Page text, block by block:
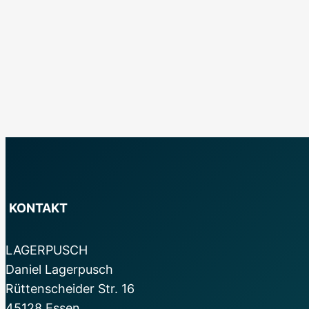
KONTAKT
LAGERPUSCH
Daniel Lagerpusch
Rüttenscheider Str. 16